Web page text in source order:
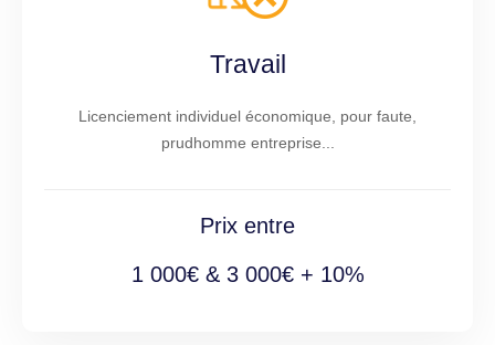
Travail
Licenciement individuel économique, pour faute,
prudhomme entreprise...
Prix entre
1 000€ & 3 000€ + 10%